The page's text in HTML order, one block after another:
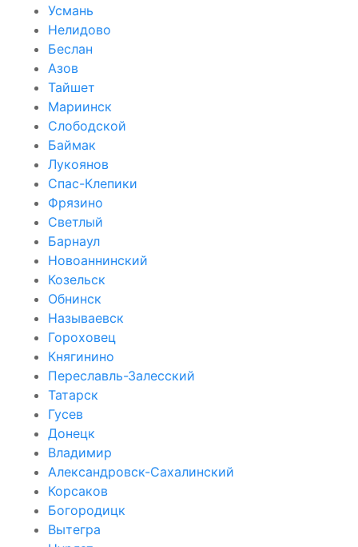
Усмань
Нелидово
Беслан
Азов
Тайшет
Мариинск
Слободской
Баймак
Лукоянов
Спас-Клепики
Фрязино
Светлый
Барнаул
Новоаннинский
Козельск
Обнинск
Называевск
Гороховец
Княгинино
Переславль-Залесский
Татарск
Гусев
Донецк
Владимир
Александровск-Сахалинский
Корсаков
Богородицк
Вытегра